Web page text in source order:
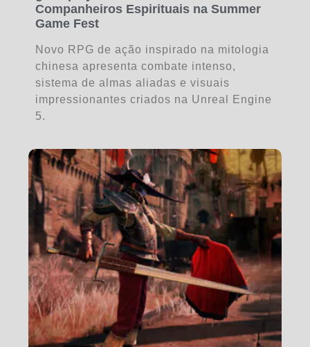
Companheiros Espirituais na Summer
Game Fest
Novo RPG de ação inspirado na mitologia
chinesa apresenta combate intenso,
sistema de almas aliadas e visuais
impressionantes criados na Unreal Engine
5.